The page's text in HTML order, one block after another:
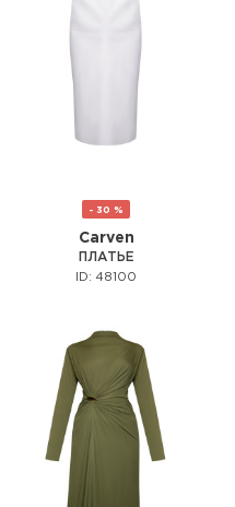
- 30 %
Carven
ПЛАТЬЕ
ID: 48100